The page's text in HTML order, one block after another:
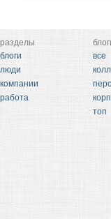
разделы
блоги
люди
компании
работа
все
топ